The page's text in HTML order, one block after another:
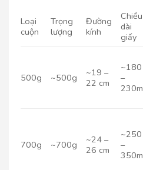
Loại
cuộn
Trọng
lượng
Đường
kính
Chiều
dài
giấy
500g ~500g
~19 –
22 cm
~180
–
230m
700g ~700g
~24 –
26 cm
~250
–
350m